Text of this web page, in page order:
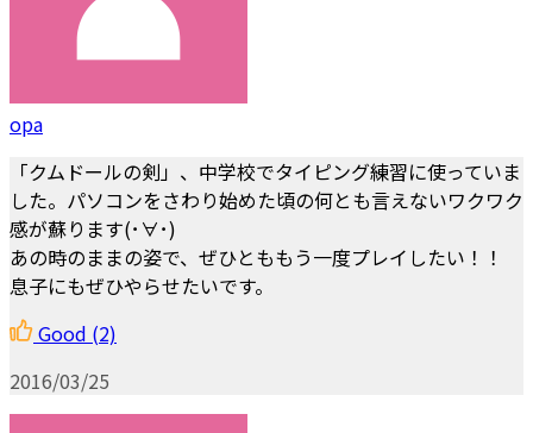
opa
「クムドールの剣」、中学校でタイピング練習に使っていま
した。パソコンをさわり始めた頃の何とも言えないワクワク
感が蘇ります(･∀･)
あの時のままの姿で、ぜひとももう一度プレイしたい！！
息子にもぜひやらせたいです。
Good (2)
2016/03/25